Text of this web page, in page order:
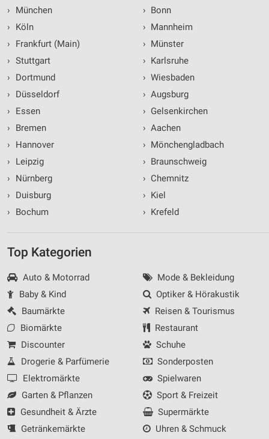
›
München
›
Köln
›
Frankfurt (Main)
› Stuttgart
›
Dortmund
›
Düsseldorf
›
Essen
›
Bremen
›
Hannover
›
Leipzig
›
Nürnberg
›
Duisburg
›
Bochum
› Bonn
› Mannheim
› Münster
› Karlsruhe
› Wiesbaden
› Augsburg
› Gelsenkirchen
› Aachen
› Mönchengladbach
› Braunschweig
› Chemnitz
› Kiel
› Krefeld
Top Kategorien
Auto & Motorrad
Baby & Kind
Baumärkte
Biomärkte
Discounter
Drogerie & Parfümerie
Elektromärkte
Garten & Pflanzen
Gesundheit & Ärzte
Getränkemärkte
Mode & Bekleidung
Optiker & Hörakustik
Reisen & Tourismus
Restaurant
Schuhe
Sonderposten
Spielwaren
Sport & Freizeit
Supermärkte
Uhren & Schmuck